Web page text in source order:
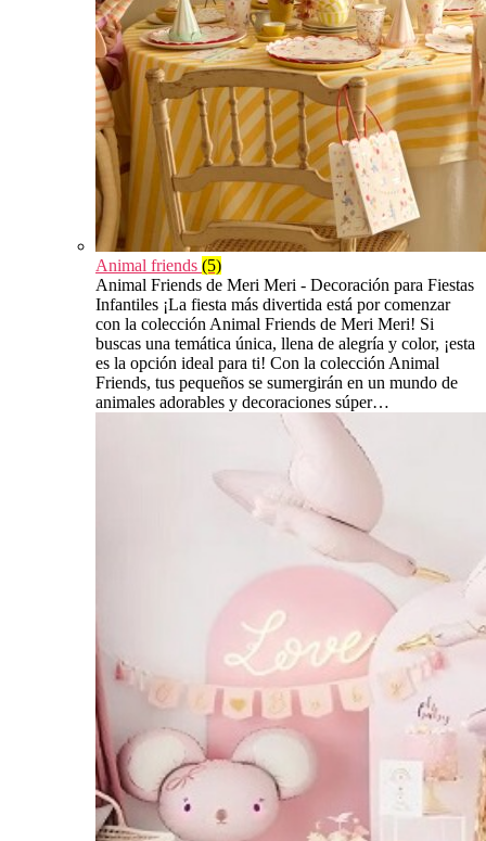
Animal friends (5)
Animal Friends de Meri Meri - Decoración para Fiestas
Infantiles ¡La fiesta más divertida está por comenzar
con la colección Animal Friends de Meri Meri! Si
buscas una temática única, llena de alegría y color, ¡esta
es la opción ideal para ti! Con la colección Animal
Friends, tus pequeños se sumergirán en un mundo de
animales adorables y decoraciones súper…